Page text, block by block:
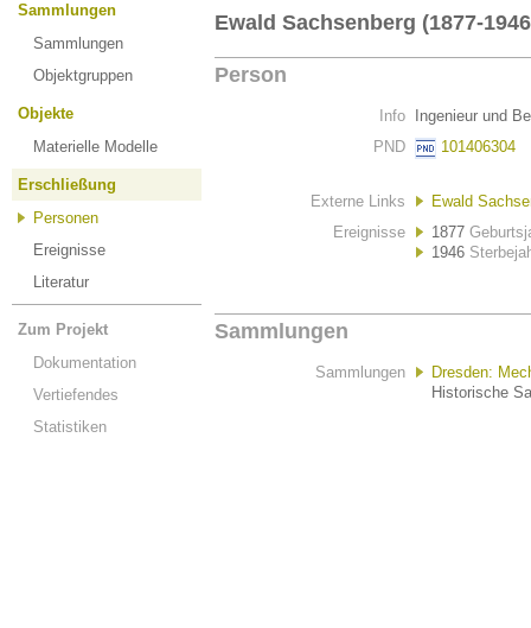
Sammlungen
Sammlungen
Objektgruppen
Objekte
Materielle Modelle
Erschließung
Personen
Ereignisse
Literatur
Zum Projekt
Dokumentation
Vertiefendes
Statistiken
Ewald Sachsenberg (1877-
Person
Info
Ingenieur und
PND
101406304
Externe Links
Ewald
Ereignisse
1877
1946
Sammlungen
Sammlungen
Dresden:
Historische